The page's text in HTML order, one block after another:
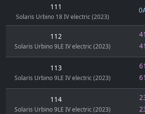
111
Solaris Urbino 18 IV electric (2023)
112
Solaris Urbino 9LE IV electric (2023)
113
Solaris Urbino 9LE IV electric (2023)
114
Solaris Urbino 9LE IV electric (2023)